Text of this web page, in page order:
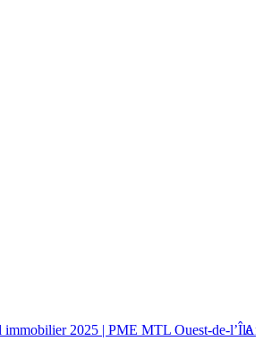
immobilier 2025 | PME MTL Ouest-de-l’Île